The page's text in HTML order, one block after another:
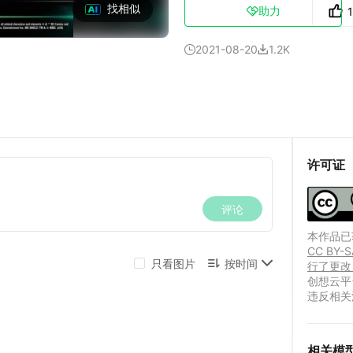
找相似 助力
2021-08-201.2K
许可证
本作品
CC BY-
行了更
创想云
违反相